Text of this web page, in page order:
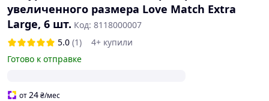
увеличенного размера Love Match Extra
Large, 6 шт. Код: 8118000007
5.0 (1)
4+ купили
Готово к отправке
от24₴/мес